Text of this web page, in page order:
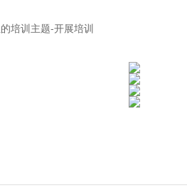
培训主题-开展培训